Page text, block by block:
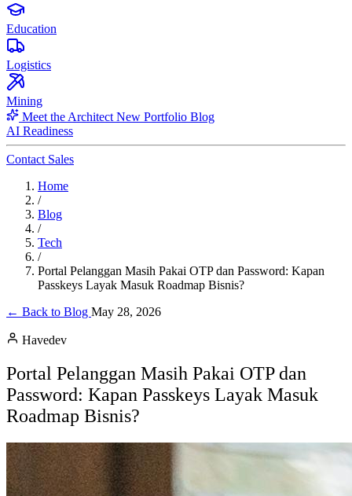
Education
Logistics
Mining
Meet the Architect New Portfolio Blog
AI Readiness
Contact Sales
Home
/
Blog
/
Tech
/
Portal Pelanggan Masih Pakai OTP dan Password: Kapan
Passkeys Layak Masuk Roadmap Bisnis?
← Back to Blog May 28, 2026
Havedev
Portal Pelanggan Masih Pakai OTP dan
Password: Kapan Passkeys Layak Masuk
Roadmap Bisnis?